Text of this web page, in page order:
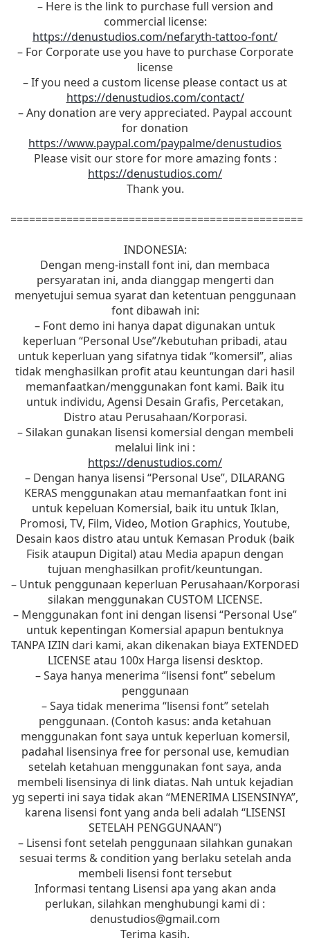
– Here is the link to purchase full version and
commercial license:
https://denustudios.com/nefaryth-tattoo-font/
– For Corporate use you have to purchase Corporate
license
– If you need a custom license please contact us at
https://denustudios.com/contact/
– Any donation are very appreciated. Paypal account
for donation
https://www.paypal.com/paypalme/denustudios
Please visit our store for more amazing fonts :
https://denustudios.com/
Thank you.
===============================================
INDONESIA:
Dengan meng-install font ini, dan membaca
persyaratan ini, anda dianggap mengerti dan
menyetujui semua syarat dan ketentuan penggunaan
font dibawah ini:
– Font demo ini hanya dapat digunakan untuk
keperluan “Personal Use”/kebutuhan pribadi, atau
untuk keperluan yang sifatnya tidak “komersil”, alias
tidak menghasilkan profit atau keuntungan dari hasil
memanfaatkan/menggunakan font kami. Baik itu
untuk individu, Agensi Desain Grafis, Percetakan,
Distro atau Perusahaan/Korporasi.
– Silakan gunakan lisensi komersial dengan membeli
melalui link ini :
https://denustudios.com/
– Dengan hanya lisensi “Personal Use”, DILARANG
KERAS menggunakan atau memanfaatkan font ini
untuk kepeluan Komersial, baik itu untuk Iklan,
Promosi, TV, Film, Video, Motion Graphics, Youtube,
Desain kaos distro atau untuk Kemasan Produk (baik
Fisik ataupun Digital) atau Media apapun dengan
tujuan menghasilkan profit/keuntungan.
– Untuk penggunaan keperluan Perusahaan/Korporasi
silakan menggunakan CUSTOM LICENSE.
– Menggunakan font ini dengan lisensi “Personal Use”
untuk kepentingan Komersial apapun bentuknya
TANPA IZIN dari kami, akan dikenakan biaya EXTENDED
LICENSE atau 100x Harga lisensi desktop.
– Saya hanya menerima “lisensi font” sebelum
penggunaan
– Saya tidak menerima “lisensi font” setelah
penggunaan. (Contoh kasus: anda ketahuan
menggunakan font saya untuk keperluan komersil,
padahal lisensinya free for personal use, kemudian
setelah ketahuan menggunakan font saya, anda
membeli lisensinya di link diatas. Nah untuk kejadian
yg seperti ini saya tidak akan “MENERIMA LISENSINYA”,
karena lisensi font yang anda beli adalah “LISENSI
SETELAH PENGGUNAAN”)
– Lisensi font setelah penggunaan silahkan gunakan
sesuai terms & condition yang berlaku setelah anda
membeli lisensi font tersebut
Informasi tentang Lisensi apa yang akan anda
perlukan, silahkan menghubungi kami di :
denustudios@gmail.com
Terima kasih.